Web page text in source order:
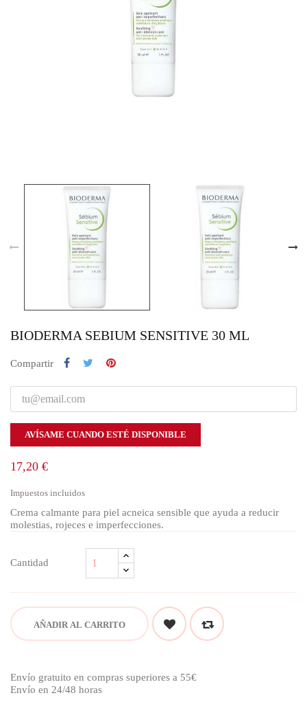
BIODERMA SEBIUM SENSITIVE 30 ML
Compartir
AVÍSAME CUANDO ESTÉ DISPONIBLE
17,20 €
Impuestos incluidos
Crema calmante para piel acneica sensible que ayuda a reducir
molestias, rojeces e imperfecciones.
Cantidad
AÑADIR AL CARRITO
Envío gratuito en compras superiores a 55€
Envío en 24/48 horas